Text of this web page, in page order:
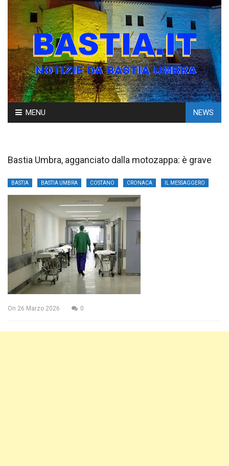
Skip
to
MENU NEWS
Bastia Umbra, agganciato dalla motozappa: è grave
BASTIA BASTIA UMBRA COSTANO CRONACA IL MESSAGGERO
On 26 Marzo 2026 0